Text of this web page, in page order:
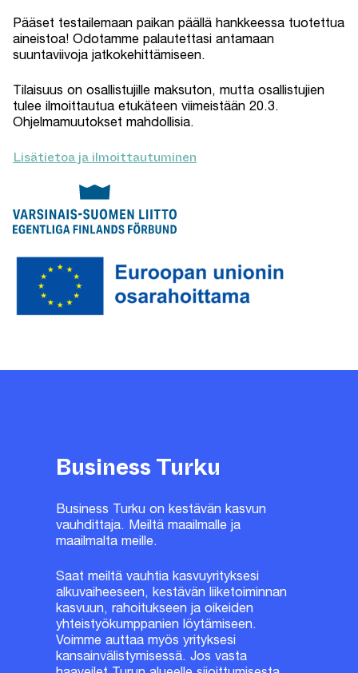
Pääset testailemaan paikan päällä hankkeessa tuotettua
aineistoa! Odotamme palautettasi antamaan
suuntaviivoja jatkokehittämiseen.
Tilaisuus on osallistujille maksuton, mutta osallistujien
tulee ilmoittautua etukäteen viimeistään 20.3.
Ohjelmamuutokset mahdollisia.
Lisätietoa ja ilmoittautuminen
Business Turku
Business Turku on kestävän kasvun
vauhdittaja. Meiltä maailmalle ja
maailmalta meille.
Saat meiltä vauhtia kasvuyrityksesi
alkuvaiheeseen, kestävän liiketoiminnan
kasvuun, rahoitukseen ja oikeiden
yhteistyökumppanien löytämiseen.
Voimme auttaa myös yrityksesi
kansainvälistymisessä. Jos vasta